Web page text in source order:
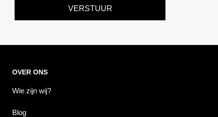
VERSTUUR
OVER ONS
Wie zijn wij?
Blog